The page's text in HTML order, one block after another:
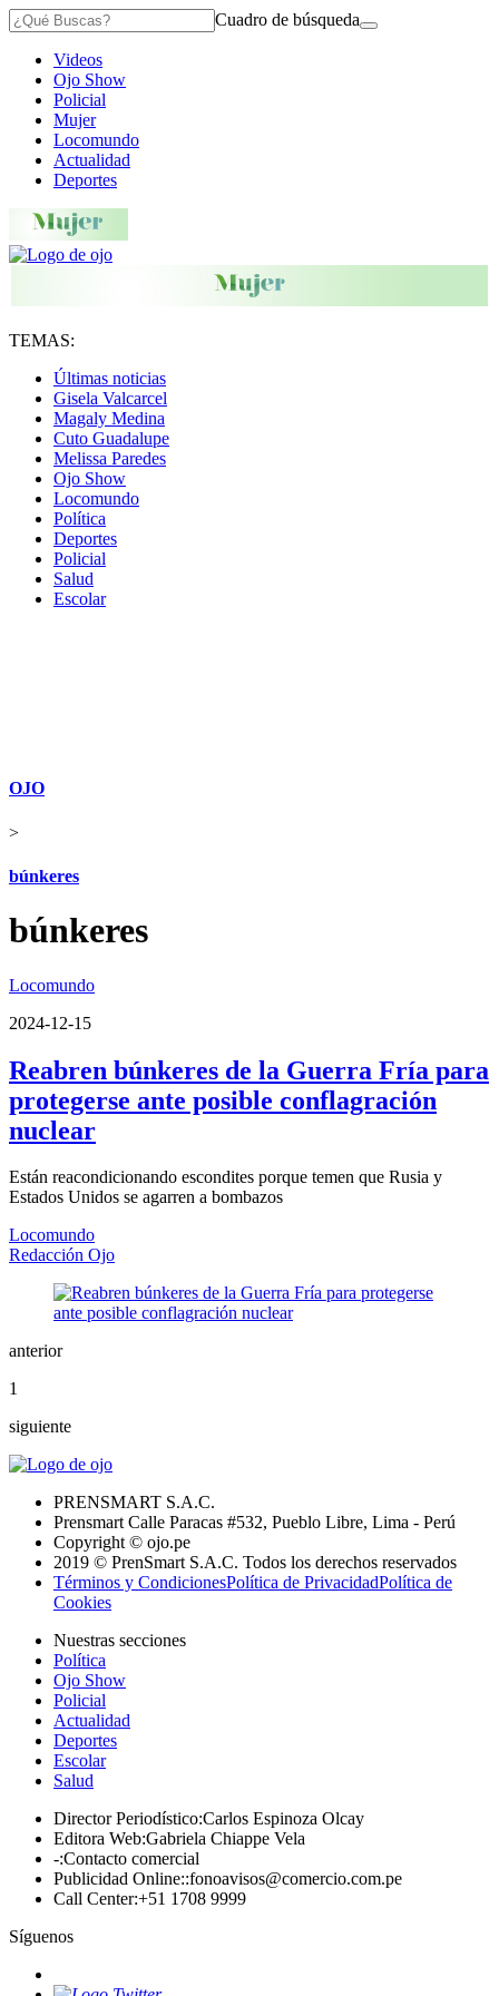
Cuadro de búsqueda
Videos
Ojo Show
Policial
Mujer
Locomundo
Actualidad
Deportes
TEMAS:
Últimas noticias
Gisela Valcarcel
Magaly Medina
Cuto Guadalupe
Melissa Paredes
Ojo Show
Locomundo
Política
Deportes
Policial
Salud
Escolar
OJO
>
búnkeres
búnkeres
Locomundo
2024-12-15
Reabren búnkeres de la Guerra Fría para
protegerse ante posible conflagración
nuclear
Están reacondicionando escondites porque temen que Rusia y
Estados Unidos se agarren a bombazos
Locomundo
Redacción Ojo
anterior
1
siguiente
PRENSMART S.A.C.
Prensmart Calle Paracas #532, Pueblo Libre, Lima - Perú
Copyright © ojo.pe
2019 © PrenSmart S.A.C. Todos los derechos reservados
Términos y CondicionesPolítica de PrivacidadPolítica de
Cookies
Nuestras secciones
Política
Ojo Show
Policial
Actualidad
Deportes
Escolar
Salud
Director Periodístico:Carlos Espinoza Olcay
Editora Web:Gabriela Chiappe Vela
-:Contacto comercial
Publicidad Online::fonoavisos@comercio.com.pe
Call Center:+51 1708 9999
Síguenos